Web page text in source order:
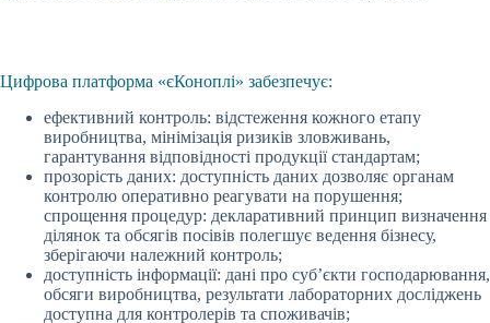
Цифрова платформа «єКоноплі» забезпечує:
ефективний контроль: відстеження кожного етапу
виробництва, мінімізація ризиків зловживань,
гарантування відповідності продукції стандартам;
прозорість даних: доступність даних дозволяє органам
контролю оперативно реагувати на порушення;
спрощення процедур: декларативний принцип визначення
ділянок та обсягів посівів полегшує ведення бізнесу,
зберігаючи належний контроль;
доступність інформації: дані про суб’єкти господарювання,
обсяги виробництва, результати лабораторних досліджень
доступна для контролерів та споживачів;